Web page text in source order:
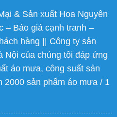
& Sản xuất Hoa Nguyên
– Báo giá cạnh tranh –
hàng || Công ty sản
Nội của chúng tôi đáp ứng
áo mưa, công suất sản
2000 sản phẩm áo mưa / 1